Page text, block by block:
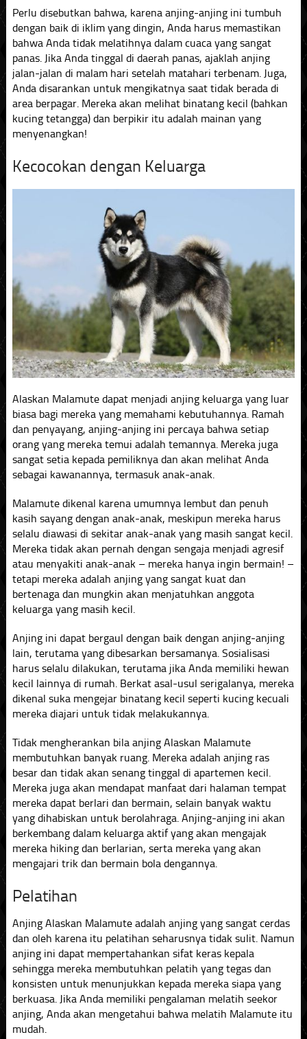
Perlu disebutkan bahwa, karena anjing-anjing ini tumbuh
dengan baik di iklim yang dingin, Anda harus memastikan
bahwa Anda tidak melatihnya dalam cuaca yang sangat
panas. Jika Anda tinggal di daerah panas, ajaklah anjing
jalan-jalan di malam hari setelah matahari terbenam. Juga,
Anda disarankan untuk mengikatnya saat tidak berada di
area berpagar. Mereka akan melihat binatang kecil (bahkan
kucing tetangga) dan berpikir itu adalah mainan yang
menyenangkan!
Kecocokan dengan Keluarga
Alaskan Malamute dapat menjadi anjing keluarga yang luar
biasa bagi mereka yang memahami kebutuhannya. Ramah
dan penyayang, anjing-anjing ini percaya bahwa setiap
orang yang mereka temui adalah temannya. Mereka juga
sangat setia kepada pemiliknya dan akan melihat Anda
sebagai kawanannya, termasuk anak-anak.
Malamute dikenal karena umumnya lembut dan penuh
kasih sayang dengan anak-anak, meskipun mereka harus
selalu diawasi di sekitar anak-anak yang masih sangat kecil.
Mereka tidak akan pernah dengan sengaja menjadi agresif
atau menyakiti anak-anak – mereka hanya ingin bermain! –
tetapi mereka adalah anjing yang sangat kuat dan
bertenaga dan mungkin akan menjatuhkan anggota
keluarga yang masih kecil.
Anjing ini dapat bergaul dengan baik dengan anjing-anjing
lain, terutama yang dibesarkan bersamanya. Sosialisasi
harus selalu dilakukan, terutama jika Anda memiliki hewan
kecil lainnya di rumah. Berkat asal-usul serigalanya, mereka
dikenal suka mengejar binatang kecil seperti kucing kecuali
mereka diajari untuk tidak melakukannya.
Tidak mengherankan bila anjing Alaskan Malamute
membutuhkan banyak ruang. Mereka adalah anjing ras
besar dan tidak akan senang tinggal di apartemen kecil.
Mereka juga akan mendapat manfaat dari halaman tempat
mereka dapat berlari dan bermain, selain banyak waktu
yang dihabiskan untuk berolahraga. Anjing-anjing ini akan
berkembang dalam keluarga aktif yang akan mengajak
mereka hiking dan berlarian, serta mereka yang akan
mengajari trik dan bermain bola dengannya.
Pelatihan
Anjing Alaskan Malamute adalah anjing yang sangat cerdas
dan oleh karena itu pelatihan seharusnya tidak sulit. Namun
anjing ini dapat mempertahankan sifat keras kepala
sehingga mereka membutuhkan pelatih yang tegas dan
konsisten untuk menunjukkan kepada mereka siapa yang
berkuasa. Jika Anda memiliki pengalaman melatih seekor
anjing, Anda akan mengetahui bahwa melatih Malamute itu
mudah.